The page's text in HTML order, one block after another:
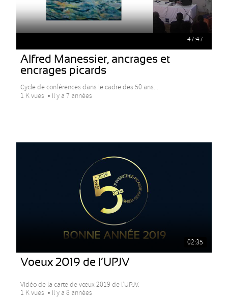
47:47
Alfred Manessier, ancrages et
encrages picards
Cycle de conférences dans le cadre des 50 ans...
1 K vues
Il y a 7 années
02:35
Voeux 2019 de l’UPJV
Vidéo de la carte de vœux 2019 de l’UPJV.
1 K vues
Il y a 8 années